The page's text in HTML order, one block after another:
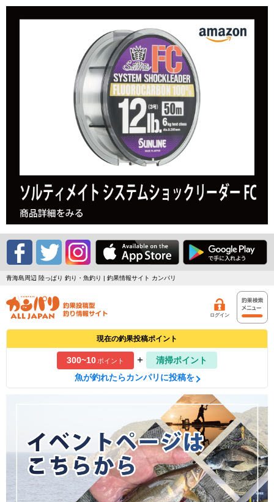
青海島周辺 陸っぱり 釣り・魚釣り | 釣果情報サイト カンパリ
ログイン
現在の釣果投稿ポイント
300~10ポイント +
清掃ポイント
魚が釣れたらカンパリに投稿を